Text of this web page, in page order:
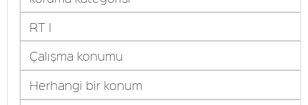
RT I
Çalışma konumu
Herhangi bir konum